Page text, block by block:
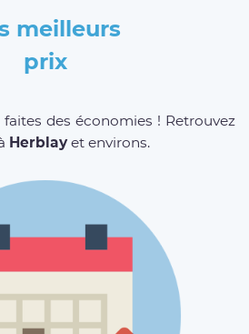
meilleurs
prix
des économies ! Retrouvez
Herblayet environs.